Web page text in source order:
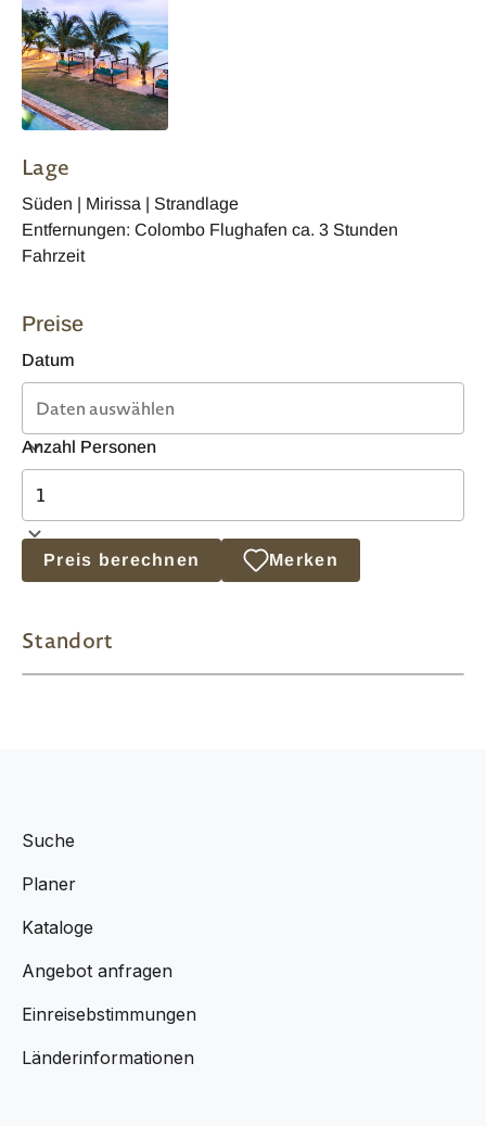
Lage
Süden | Mirissa | Strandlage
Entfernungen: Colombo Flughafen ca. 3 Stunden
Fahrzeit
Preise
Datum
Anzahl Personen
Preis berechnen Merken
Standort
Suche
Planer
Kataloge
Angebot anfragen
Einreisebstimmungen
Länderinformationen